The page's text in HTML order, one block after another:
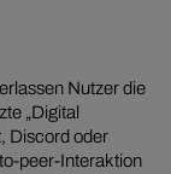
Nutzer die
„Digital
Discord oder
peer-Interaktion